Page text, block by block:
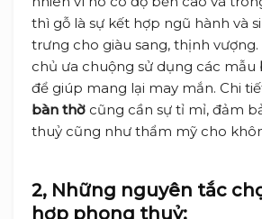
thì gỗ là sự kết hợp ngũ hành và
trưng cho giàu sang, thịnh vượng.
chủ ưa chuộng sử dụng các mẫu
để giúp mang lại may mắn. Chi
bàn thờ cũng cần sự tỉ mỉ, đảm
thuỷ cũng như thẩm mỹ cho
2, Những nguyên tắc
hợp phong thuỷ: